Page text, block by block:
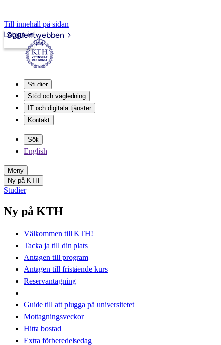
Till innehåll på sidan
Studentwebben
Logga in
Studier
Stöd och vägledning
IT och digitala tjänster
Kontakt
Sök
English
Meny
Ny på KTH
Studier
Ny på KTH
Välkommen till KTH!
Tacka ja till din plats
Antagen till program
Antagen till fristående kurs
Reservantagning
Guide till att plugga på universitetet
Mottagningsveckor
Hitta bostad
Extra förberedelsedag